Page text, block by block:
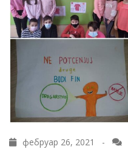
фебруар 26, 2021 -